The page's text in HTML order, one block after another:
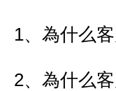
1、為什么
2、為什么